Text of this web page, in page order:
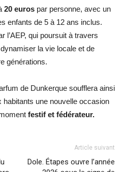
20 euros par personne, avec un
enfants de 5 à 12 ans inclus.
l’AEP, qui poursuit à travers
la vie locale et de
générations.
de Dunkerque soufflera ainsi
une nouvelle occasion
festif et fédérateur.
Article suivant
Dole. Étapes ouvre l’année